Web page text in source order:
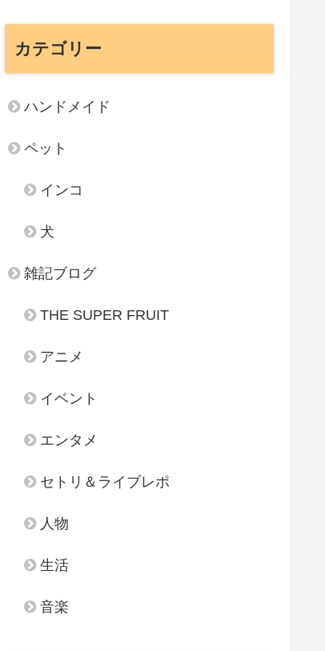
カテゴリー
ハンドメイド
ペット
インコ
犬
雑記ブログ
THE SUPER FRUIT
アニメ
イベント
エンタメ
セトリ＆ライブレポ
人物
生活
音楽